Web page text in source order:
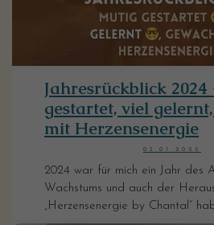
Jahresrückblick
gestartet, viel
mit Herzensenergie
03.01.2025
2024 war für mich ein Jahr des
Wachstums und auch der
„Herzensenergie by Chantal“